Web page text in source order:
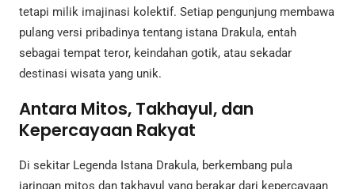
tetapi milik imajinasi kolektif. Setiap pengunjung membawa
pulang versi pribadinya tentang istana Drakula, entah
sebagai tempat teror, keindahan gotik, atau sekadar
destinasi wisata yang unik.
Antara Mitos, Takhayul, dan
Kepercayaan Rakyat
Di sekitar Legenda Istana Drakula, berkembang pula
jaringan mitos dan takhayul yang berakar dari kepercayaan